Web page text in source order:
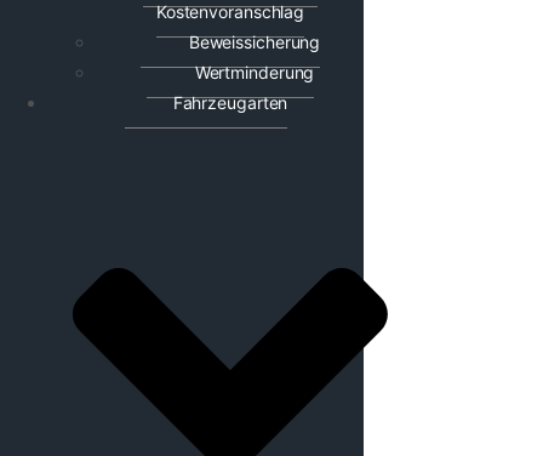
Kostenvoranschlag
Beweissicherung
Wertminderung
Fahrzeugarten